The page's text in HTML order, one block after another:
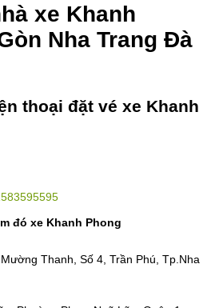
xe Khanh
Nha Trang Đà
thoại đặt vé xe Khanh
đó xe Khanh Phong
Thanh, Số 4, Trần Phú, Tp.Nha